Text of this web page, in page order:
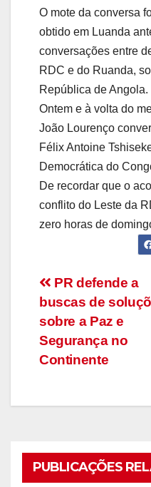
O mote da conversa
obtido em Luanda
conversações entre
RDC e do Ruanda,
República de Angola.
Ontem e à volta do
João Lourenço
Félix Antoine
Democrática do
De recordar que o
conflito do Leste da
zero horas de
Navegação
de
artigos
PR defende a
buscas de
sobre a Paz e
Segurança no
Continente
PUBLICAÇÕES